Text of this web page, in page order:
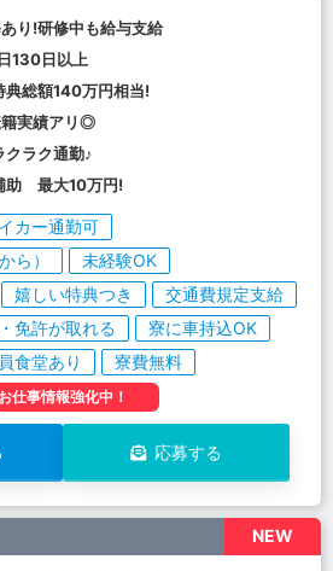
り!研修中も給与支給
130日以上
典総額140万円相当!
籍実績アリ◎
クラク通勤♪
助 最大10万円!
カー通勤可
ら）
未経験OK
嬉しい特典つき
交通費規定支給
免許が取れる
寮に車持込OK
食堂あり 寮費無料
お仕事情報強化中！
応募する
NEW